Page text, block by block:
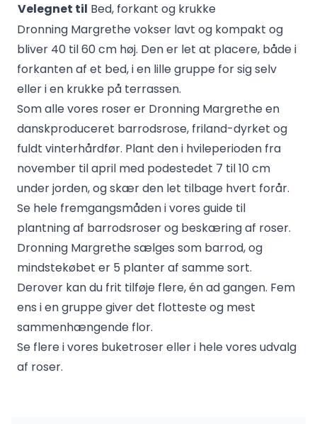
Velegnet til Bed, forkant og krukke
Dronning Margrethe vokser lavt og kompakt og
bliver 40 til 60 cm høj. Den er let at placere, både i
forkanten af et bed, i en lille gruppe for sig selv
eller i en krukke på terrassen.
Som alle vores roser er Dronning Margrethe en
danskproduceret barrodsrose, friland-dyrket og
fuldt vinterhårdfør. Plant den i hvileperioden fra
november til april med podestedet 7 til 10 cm
under jorden, og skær den let tilbage hvert forår.
Se hele fremgangsmåden i vores guide til
plantning af barrodsroserog beskæring af roser.
Dronning Margrethe sælges som barrod, og
mindstekøbet er 5 planter af samme sort.
Derover kan du frit tilføje flere, én ad gangen. Fem
ens i en gruppe giver det flotteste og mest
sammenhængende flor.
Se flere i vores buketrosereller i hele vores udvalg
af roser.